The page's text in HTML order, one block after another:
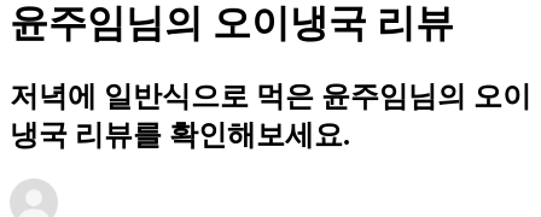
윤주임님의 오이냉국 리뷰
저녁에 일반식으로 먹은 윤주임님의 오이
냉국 리뷰를 확인해보세요.